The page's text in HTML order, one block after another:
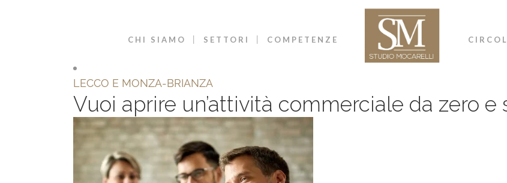
CHI SIAMO SETTORI COMPETENZE
LECCO E MONZA-BRIANZA
Vuoi aprire un’attività commerciale da zero e